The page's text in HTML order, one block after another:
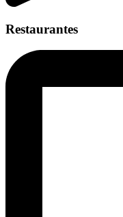
Restaurantes